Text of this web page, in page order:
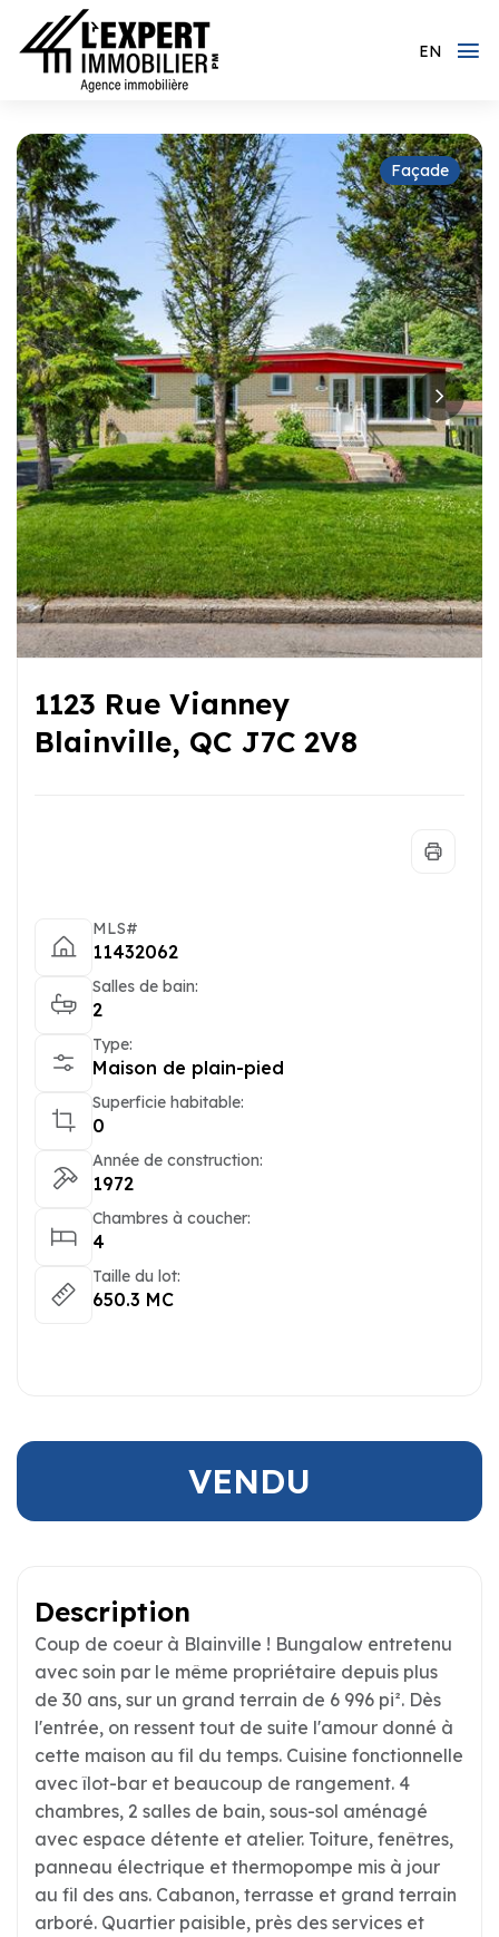
EN
Façade
1123 Rue Vianney
Blainville, QC J7C 2V8
MLS#
11432062
Salles de bain:
2
Type:
Maison de plain-pied
Superficie habitable:
0
Année de construction:
1972
Chambres à coucher:
4
Taille du lot:
650.3 MC
VENDU
Description
Coup de coeur à Blainville ! Bungalow entretenu
avec soin par le même propriétaire depuis plus
de 30 ans, sur un grand terrain de 6 996 pi². Dès
l'entrée, on ressent tout de suite l'amour donné à
cette maison au fil du temps. Cuisine fonctionnelle
avec îlot-bar et beaucoup de rangement. 4
chambres, 2 salles de bain, sous-sol aménagé
avec espace détente et atelier. Toiture, fenêtres,
panneau électrique et thermopompe mis à jour
au fil des ans. Cabanon, terrasse et grand terrain
arboré. Quartier paisible, près des services et